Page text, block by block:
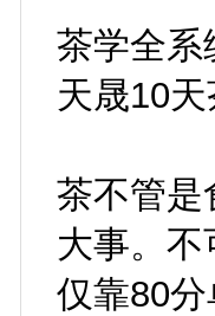
茶学全
天晟10
茶不管是
大事。
仅靠80